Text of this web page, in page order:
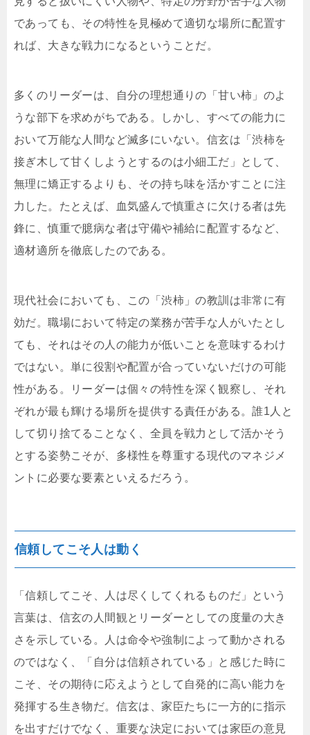
であっても、その特性を見極めて適切な場所に配置す
れば、大きな戦力になるということだ。
多くのリーダーは、自分の理想通りの「甘い柿」のよ
うな部下を求めがちである。しかし、すべての能力に
おいて万能な人間など滅多にいない。信玄は「渋柿を
接ぎ木して甘くしようとするのは小細工だ」として、
無理に矯正するよりも、その持ち味を活かすことに注
力した。たとえば、血気盛んで慎重さに欠ける者は先
鋒に、慎重で臆病な者は守備や補給に配置するなど、
適材適所を徹底したのである。
現代社会においても、この「渋柿」の教訓は非常に有
効だ。職場において特定の業務が苦手な人がいたとし
ても、それはその人の能力が低いことを意味するわけ
ではない。単に役割や配置が合っていないだけの可能
性がある。リーダーは個々の特性を深く観察し、それ
ぞれが最も輝ける場所を提供する責任がある。誰1人と
して切り捨てることなく、全員を戦力として活かそう
とする姿勢こそが、多様性を尊重する現代のマネジメ
ントに必要な要素といえるだろう。
信頼してこそ人は動く
「信頼してこそ、人は尽くしてくれるものだ」という
言葉は、信玄の人間観とリーダーとしての度量の大き
さを示している。人は命令や強制によって動かされる
のではなく、「自分は信頼されている」と感じた時に
こそ、その期待に応えようとして自発的に高い能力を
発揮する生き物だ。信玄は、家臣たちに一方的に指示
を出すだけでなく、重要な決定においては家臣の意見